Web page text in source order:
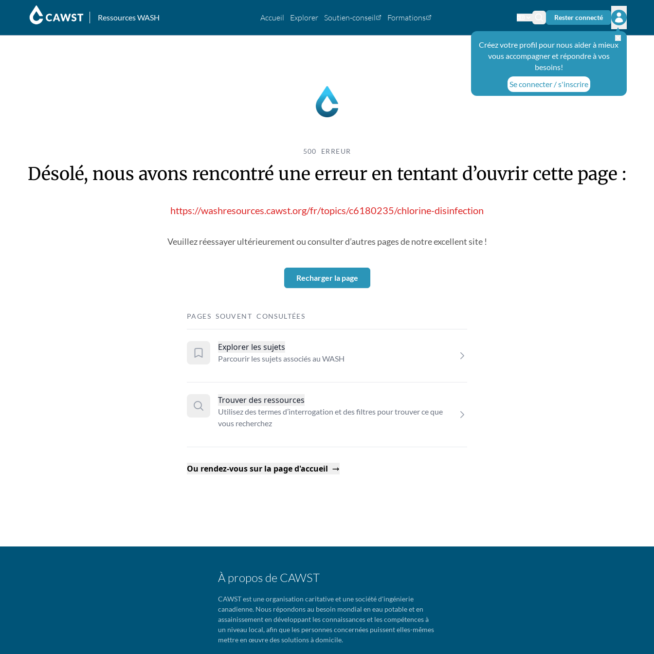
Ressources WASH Accueil Explorer Soutien-conseil Formations Changer de langue
Icône de recherche
Rester connecté
Ouvrir le
Créez votre profil pour nous aider à mieux
vous accompagner et répondre à vos
besoins!
Se connecter / s'inscrire
500 ERREUR
Désolé, nous avons rencontré une erreur en tentant d’ouvrir cette page :
https://washresources.cawst.org/fr/topics/c6180235/chlorine-disinfection
Veuillez réessayer ultérieurement ou consulter d’autres pages de notre excellent site !
Recharger la page
PAGES SOUVENT CONSULTÉES
Explorer les sujets
Parcourir les sujets associés au WASH
Trouver des ressources
Utilisez des termes d’interrogation et des filtres pour trouver ce que
vous recherchez
Ou rendez-vous sur la page d'accueil
À propos de CAWST
CAWST est une organisation caritative et une société d'ingénierie
canadienne. Nous répondons au besoin mondial en eau potable et en
assainissement en développant les connaissances et les compétences à
un niveau local, afin que les personnes concernées puissent elles-mêmes
mettre en œuvre des solutions à domicile.